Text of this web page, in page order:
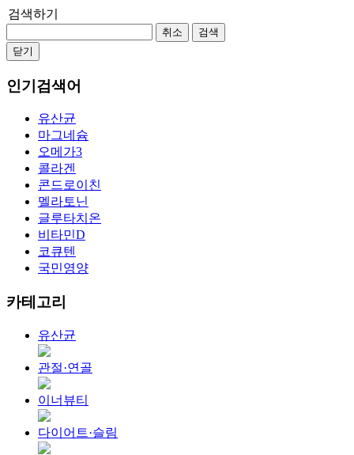
검색하기
취소
검색
닫기
인기검색어
유산균
마그네슘
오메가3
콜라겐
콘드로이친
멜라토닌
글루타치온
비타민D
코큐텐
국민영양
카테고리
유산균
관절·연골
이너뷰티
다이어트·슬림